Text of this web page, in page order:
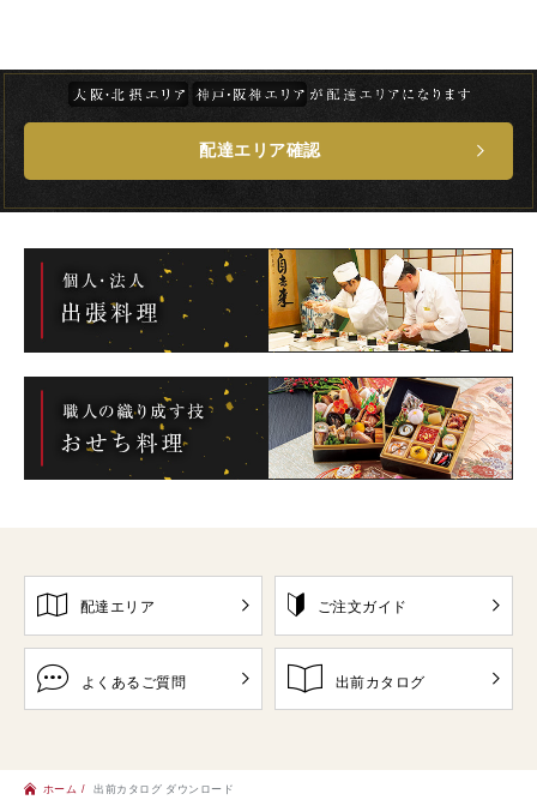
配達エリア確認
配達エリア ご注文ガイド
よくあるご質問 出前カタログ
ホーム 出前カタログ ダウンロード